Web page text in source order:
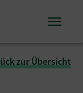
zur Übersicht